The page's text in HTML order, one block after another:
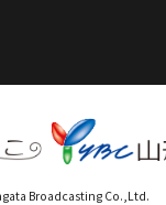
Broadcasting Co.,Ltd.